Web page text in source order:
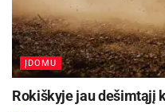
ĮDOMU
Rokiškyje jau dešimtąjį